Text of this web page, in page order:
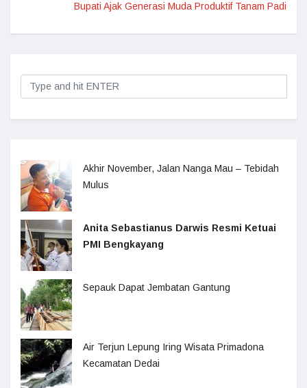
Bupati Ajak Generasi Muda Produktif Tanam Padi
Akhir November, Jalan Nanga Mau – Tebidah
Mulus
Anita Sebastianus Darwis Resmi Ketuai
PMI Bengkayang
Sepauk Dapat Jembatan Gantung
Air Terjun Lepung Iring Wisata Primadona
Kecamatan Dedai